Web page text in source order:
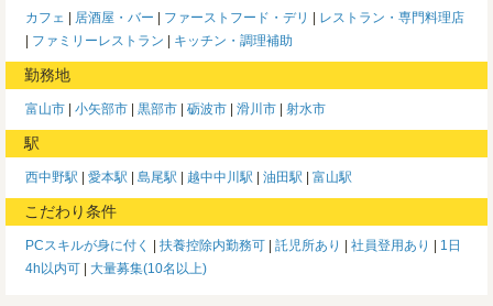
カフェ 居酒屋・バー ファーストフード・デリ
レストラン・専門料理店
ファミリーレストラン
キッチン・調理補助
勤務地
富山市 小矢部市 黒部市 砺波市 滑川市 射水市
駅
西中野駅 愛本駅 島尾駅 越中中川駅 油田駅 富山駅
こだわり条件
PCスキルが身に付く 扶養控除内勤務可 託児所あり 社員登用あり
1日
4h以内可
大量募集(10名以上)